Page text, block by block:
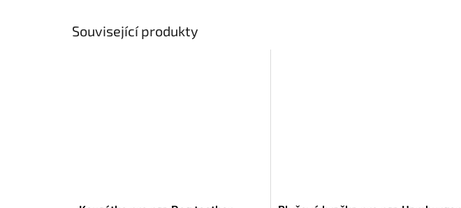
Související produkty